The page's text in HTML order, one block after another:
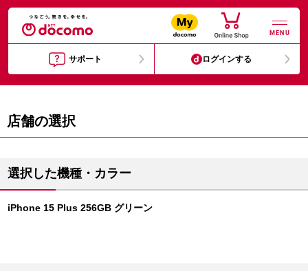
MENU
サポート ログインする
店舗の選択
選択した機種・カラー
iPhone 15 Plus 256GB グリーン